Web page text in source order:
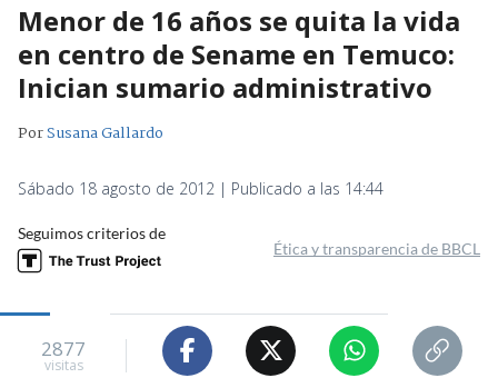
Menor de 16 años se quita la vida
en centro de Sename en Temuco:
Inician sumario administrativo
PorSusana Gallardo
Sábado 18 agosto de 2012 | Publicado a las 14:44
Seguimos criterios de
Ética y transparencia de BBCL
2877
visitas